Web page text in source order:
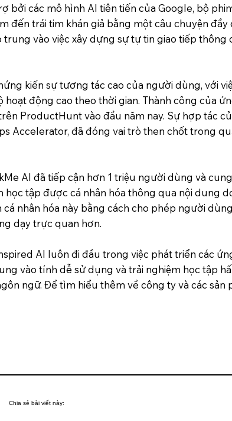
bởi các mô hình AI tiên tiến của Google, bộ
đến trái tim khán giả bằng một câu chuyện
vào việc xây dựng sự tự tin giao tiếp
kiến sự tương tác cao của người dùng, với
động cao theo thời gian. Thành công của
ProductHunt vào đầu năm nay. Sự hợp tác
Accelerator, đã đóng vai trò then chốt trong
AI đã tiếp cận hơn 1 triệu người dùng và
học tập được cá nhân hóa thông qua nội dung
nhân hóa này bằng cách cho phép người
dạy trực quan hơn.
AI luôn đi đầu trong việc phát triển các
vào tính dễ sử dụng và trải nghiệm học tập
ngữ. Để tìm hiểu thêm về công ty và các sản
Chia sẻ bài viết này: